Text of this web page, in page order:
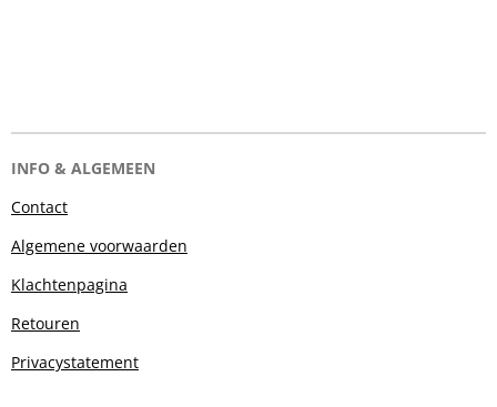
INFO & ALGEMEEN
Contact
Algemene voorwaarden
Klachtenpagina
Retouren
Privacystatement